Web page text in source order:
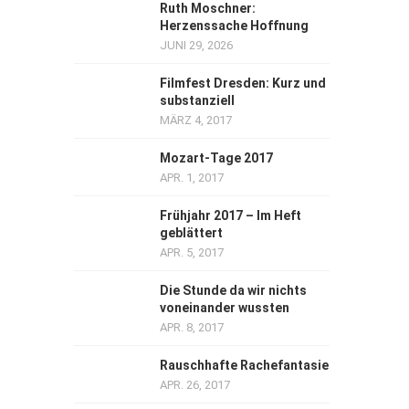
Ruth Moschner:
Herzenssache Hoffnung
JUNI 29, 2026
Filmfest Dresden: Kurz und
substanziell
MÄRZ 4, 2017
Mozart-Tage 2017
APR. 1, 2017
Frühjahr 2017 – Im Heft
geblättert
APR. 5, 2017
Die Stunde da wir nichts
voneinander wussten
APR. 8, 2017
Rauschhafte Rachefantasie
APR. 26, 2017